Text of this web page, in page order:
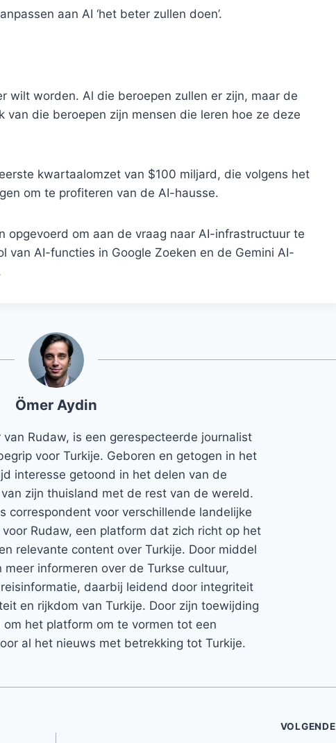
aan AI ‘het beter zullen doen’.
wilt worden. Al die beroepen zullen er zijn, maar de
van die beroepen zijn mensen die leren hoe ze deze
kwartaalomzet van $100 miljard, die volgens het
om te profiteren van de AI-hausse.
opgevoerd om aan de vraag naar AI-infrastructuur te
van AI-functies in Google Zoeken en de Gemini AI-
Ömer Aydin
Rudaw, is een gerespecteerde journalist
voor Turkije. Geboren en getogen in het
interesse getoond in het delen van de
zijn thuisland met de rest van de wereld.
correspondent voor verschillende landelijke
Rudaw, een platform dat zich richt op het
relevante content over Turkije. Door middel
meer informeren over de Turkse cultuur,
daarbij leidend door integriteit
en rijkdom van Turkije. Door zijn toewijding
om het platform om te vormen tot een
al het nieuws met betrekking tot Turkije.
VOLGENDE